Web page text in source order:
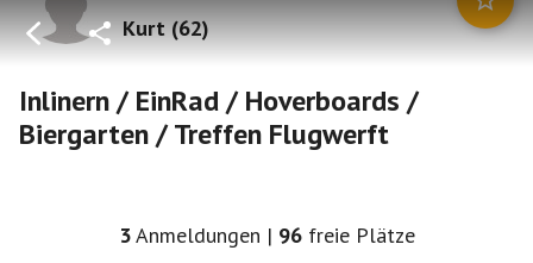
Kurt(62)
Inlinern / EinRad / Hoverboards /
Biergarten / Treffen Flugwerft
3Anmeldungen | 96 freie Plätze